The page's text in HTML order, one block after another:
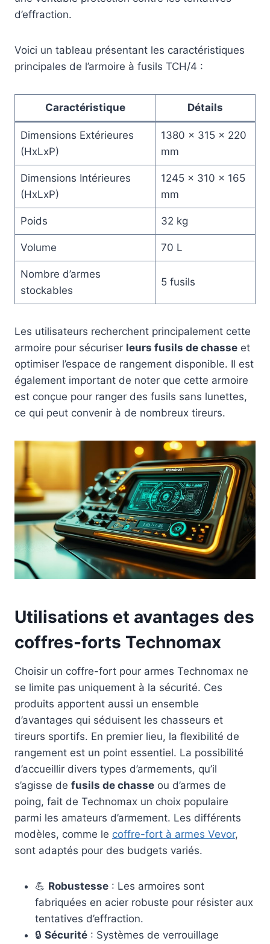
d’effraction.
Voici un tableau présentant les caractéristiques
principales de l’armoire à fusils TCH/4 :
Caractéristique Détails
Dimensions Extérieures
(HxLxP)
1380 x 315 x 220
mm
Dimensions Intérieures
(HxLxP)
1245 x 310 x 165
mm
Poids 32 kg
Volume 70 L
Nombre d’armes
stockables
5 fusils
Les utilisateurs recherchent principalement cette
armoire pour sécuriser leurs fusils de chasse et
optimiser l’espace de rangement disponible. Il est
également important de noter que cette armoire
est conçue pour ranger des fusils sans lunettes,
ce qui peut convenir à de nombreux tireurs.
Utilisations et avantages des
coffres-forts Technomax
Choisir un coffre-fort pour armes Technomax ne
se limite pas uniquement à la sécurité. Ces
produits apportent aussi un ensemble
d’avantages qui séduisent les chasseurs et
tireurs sportifs. En premier lieu, la flexibilité de
rangement est un point essentiel. La possibilité
d’accueillir divers types d’armements, qu’il
s’agisse de fusils de chasse ou d’armes de
poing, fait de Technomax un choix populaire
parmi les amateurs d’armement. Les différents
modèles, comme le coffre-fort à armes Vevor,
sont adaptés pour des budgets variés.
💪 Robustesse : Les armoires sont
fabriquées en acier robuste pour résister aux
tentatives d’effraction.
🔒 Sécurité : Systèmes de verrouillage